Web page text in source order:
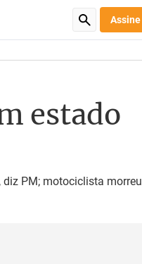
Assine
estado
PM; motociclista morreu